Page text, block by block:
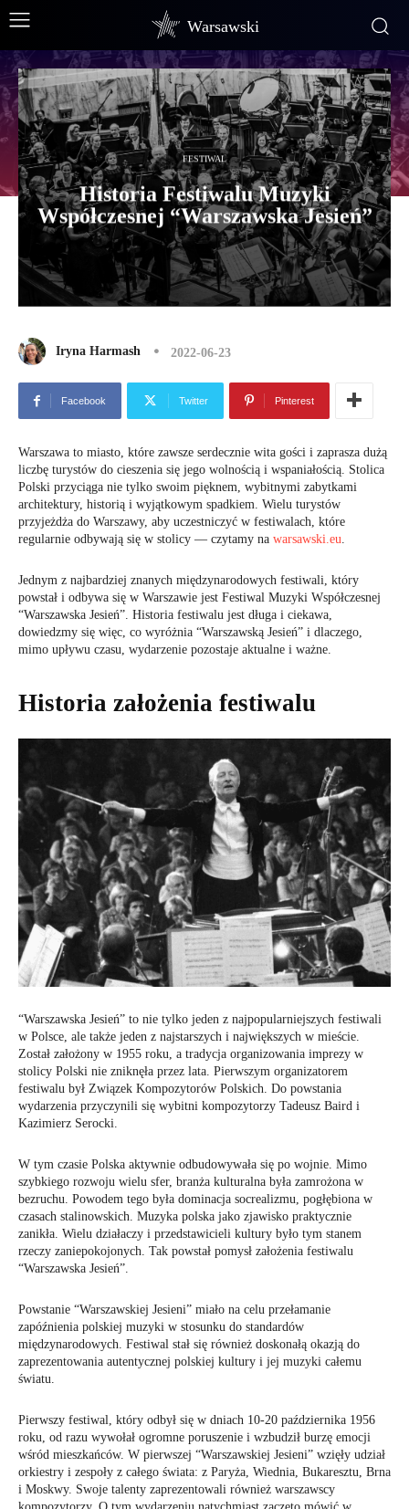
Warsawski
FESTIWAL
Historia Festiwalu Muzyki
Współczesnej “Warszawska Jesień”
Iryna Harmash 2022-06-23
Facebook Twitter Pinterest
Warszawa to miasto, które zawsze serdecznie wita gości i zaprasza dużą
liczbę turystów do cieszenia się jego wolnością i wspaniałością. Stolica
Polski przyciąga nie tylko swoim pięknem, wybitnymi zabytkami
architektury, historią i wyjątkowym spadkiem. Wielu turystów
przyjeżdża do Warszawy, aby uczestniczyć w festiwalach, które
regularnie odbywają się w stolicy — czytamy na warsawski.eu.
Jednym z najbardziej znanych międzynarodowych festiwali, który
powstał i odbywa się w Warszawie jest Festiwal Muzyki Współczesnej
“Warszawska Jesień”. Historia festiwalu jest długa i ciekawa,
dowiedzmy się więc, co wyróżnia “Warszawską Jesień” i dlaczego,
mimo upływu czasu, wydarzenie pozostaje aktualne i ważne.
Historia założenia festiwalu
“Warszawska Jesień” to nie tylko jeden z najpopularniejszych festiwali
w Polsce, ale także jeden z najstarszych i największych w mieście.
Został założony w 1955 roku, a tradycja organizowania imprezy w
stolicy Polski nie zniknęła przez lata. Pierwszym organizatorem
festiwalu był Związek Kompozytorów Polskich. Do powstania
wydarzenia przyczynili się wybitni kompozytorzy Tadeusz Baird i
Kazimierz Serocki.
W tym czasie Polska aktywnie odbudowywała się po wojnie. Mimo
szybkiego rozwoju wielu sfer, branża kulturalna była zamrożona w
bezruchu. Powodem tego była dominacja socrealizmu, pogłębiona w
czasach stalinowskich. Muzyka polska jako zjawisko praktycznie
zanikła. Wielu działaczy i przedstawicieli kultury było tym stanem
rzeczy zaniepokojonych. Tak powstał pomysł założenia festiwalu
“Warszawska Jesień”.
Powstanie “Warszawskiej Jesieni” miało na celu przełamanie
zapóźnienia polskiej muzyki w stosunku do standardów
międzynarodowych. Festiwal stał się również doskonałą okazją do
zaprezentowania autentycznej polskiej kultury i jej muzyki całemu
światu.
Pierwszy festiwal, który odbył się w dniach 10-20 października 1956
roku, od razu wywołał ogromne poruszenie i wzbudził burzę emocji
wśród mieszkańców. W pierwszej “Warszawskiej Jesieni” wzięły udział
orkiestry i zespoły z całego świata: z Paryża, Wiednia, Bukaresztu, Brna
i Moskwy. Swoje talenty zaprezentowali również warszawscy